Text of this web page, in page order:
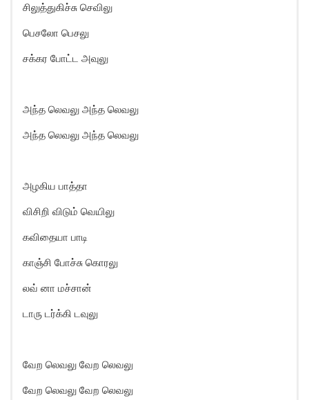
சிலுத்துகிச்சு செவிலு
பெசலோ பெசலு
சக்கர போட்ட அவுலு
அந்த லெவலு அந்த லெவலு
அந்த லெவலு அந்த லெவலு
அழகிய பாத்தா
விசிறி விடும் வெயிலு
கவிதையா பாடி
காஞ்சி போச்சு கொரலு
லவ் னா மச்சான்
டாரு டர்க்கி டவுலு
வேற லெவலு வேற லெவலு
வேற லெவலு வேற லெவலு